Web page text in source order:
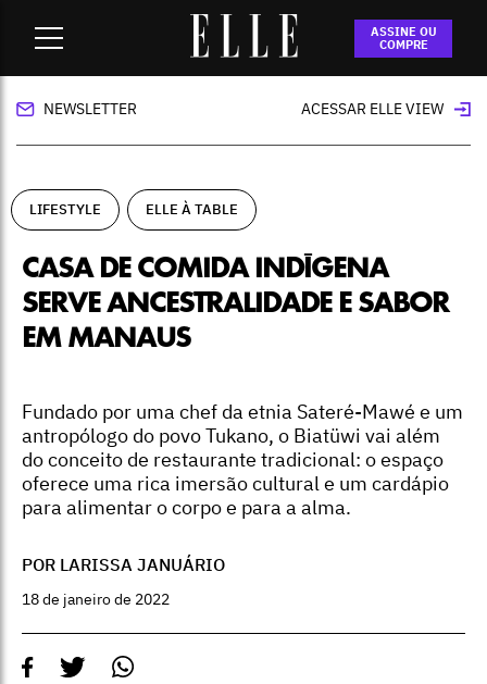
ASSINE OU
COMPRE
Casa de comida indígena serve
ancestralidade e sabor em Manaus
NEWSLETTER ACESSAR ELLE VIEW
LIFESTYLE ELLE À TABLE
CASA DE COMIDA INDÍGENA
SERVE ANCESTRALIDADE E SABOR
EM MANAUS
Fundado por uma chef da etnia Sateré-Mawé e um
antropólogo do povo Tukano, o Biatüwi vai além
do conceito de restaurante tradicional: o espaço
oferece uma rica imersão cultural e um cardápio
para alimentar o corpo e para a alma.
POR LARISSA JANUÁRIO
18 de janeiro de 2022